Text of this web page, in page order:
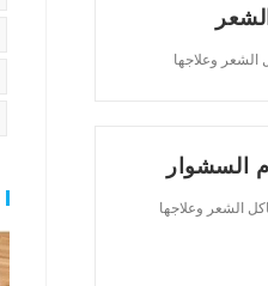
وعلاجها
السشوار
الشعر وعلاجها